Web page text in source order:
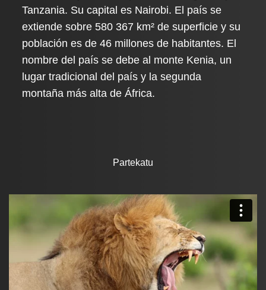
Tanzania. Su capital es Nairobi. El país se
extiende sobre 580 367 km² de superficie y su
población es de 46 millones de habitantes. El
nombre del país se debe al monte Kenia, un
lugar tradicional del país y la segunda
montaña más alta de África.
Partekatu